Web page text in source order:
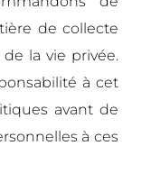
de collecte
la vie privée.
à cet
avant de
à ces